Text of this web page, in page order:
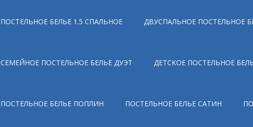
ПОСТЕЛЬНОЕ БЕЛЬЕ 1.5 СПАЛЬНОЕ ДВУСПАЛЬНОЕ ПОСТЕЛЬНОЕ
СЕМЕЙНОЕ ПОСТЕЛЬНОЕ БЕЛЬЕ ДУЭТ ДЕТСКОЕ ПОСТЕЛЬНОЕ
ПОСТЕЛЬНОЕ БЕЛЬЕ ПОПЛИН ПОСТЕЛЬНОЕ БЕЛЬЕ САТИН